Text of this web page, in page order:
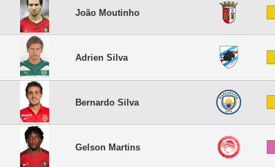
João Moutinho
Adrien Silva
Bernardo Silva
Gelson Martins